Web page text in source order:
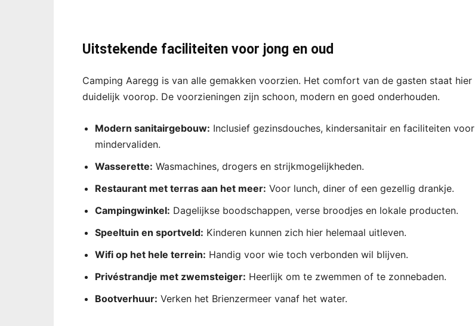
Uitstekende faciliteiten voor jong en oud
Camping Aaregg is van alle gemakken voorzien. Het comfort van de gasten staat hier
duidelijk voorop. De voorzieningen zijn schoon, modern en goed onderhouden.
Modern sanitairgebouw: Inclusief gezinsdouches, kindersanitair en faciliteiten voor
mindervaliden.
Wasserette: Wasmachines, drogers en strijkmogelijkheden.
Restaurant met terras aan het meer: Voor lunch, diner of een gezellig drankje.
Campingwinkel: Dagelijkse boodschappen, verse broodjes en lokale producten.
Speeltuin en sportveld: Kinderen kunnen zich hier helemaal uitleven.
Wifi op het hele terrein: Handig voor wie toch verbonden wil blijven.
Privéstrandje met zwemsteiger: Heerlijk om te zwemmen of te zonnebaden.
Bootverhuur: Verken het Brienzermeer vanaf het water.